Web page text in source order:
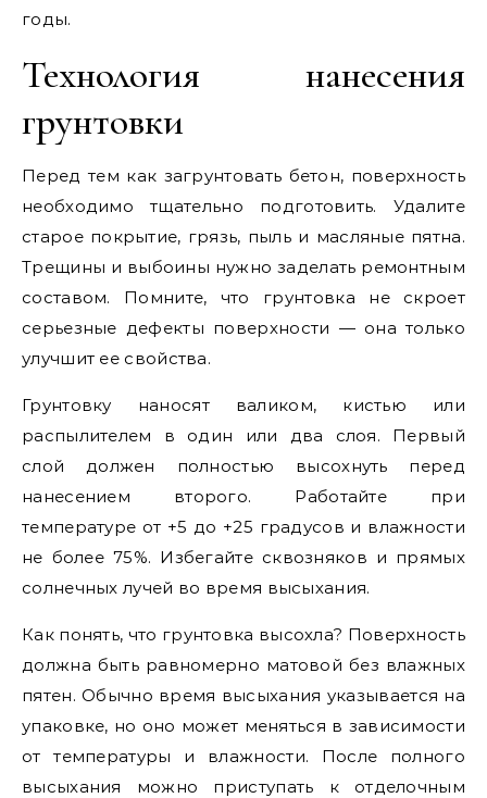
годы.
Технология нанесения
грунтовки
Перед тем как загрунтовать бетон, поверхность
необходимо тщательно подготовить. Удалите
старое покрытие, грязь, пыль и масляные пятна.
Трещины и выбоины нужно заделать ремонтным
составом. Помните, что грунтовка не скроет
серьезные дефекты поверхности — она только
улучшит ее свойства.
Грунтовку наносят валиком, кистью или
распылителем в один или два слоя. Первый
слой должен полностью высохнуть перед
нанесением второго. Работайте при
температуре от +5 до +25 градусов и влажности
не более 75%. Избегайте сквозняков и прямых
солнечных лучей во время высыхания.
Как понять, что грунтовка высохла? Поверхность
должна быть равномерно матовой без влажных
пятен. Обычно время высыхания указывается на
упаковке, но оно может меняться в зависимости
от температуры и влажности. После полного
высыхания можно приступать к отделочным